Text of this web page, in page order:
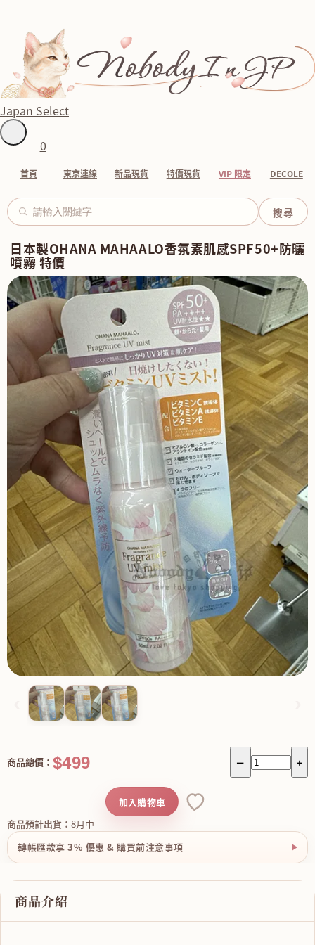
Japan Select
0
首頁 東京連線 新品現貨 特價現貨 VIP 限定 DECOLE
日本製OHANA MAHAALO香氛素肌感SPF50+防曬
噴霧 特價
－ +
商品總價： $499
商品預計出貨： 8月中
加入購物車
轉帳匯款享 3% 優惠 & 購買前注意事項
商品介紹